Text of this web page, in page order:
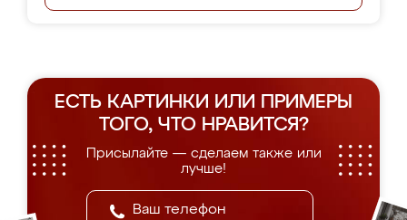
ЕСТЬ КАРТИНКИ ИЛИ ПРИМЕРЫ
ТОГО, ЧТО НРАВИТСЯ?
Присылайте — сделаем также или
лучше!